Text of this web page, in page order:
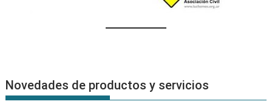
Novedades de productos y servicios